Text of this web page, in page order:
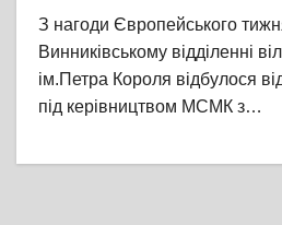
З нагоди Європейського
Винниківському відділенні
ім.Петра Короля відбулося
під керівництвом МСМК з…